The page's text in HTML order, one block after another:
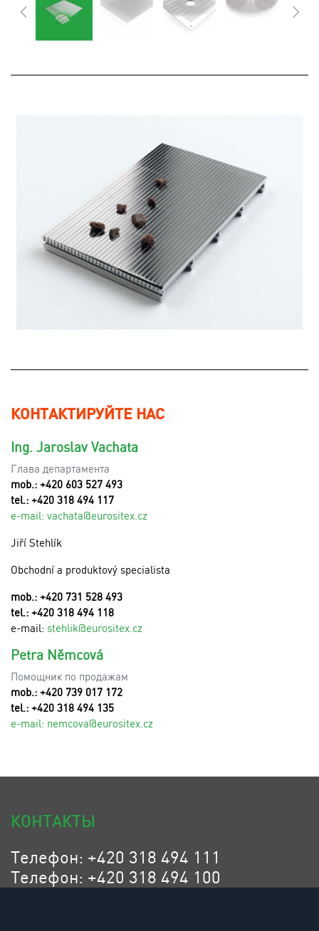
КОНТАКТИРУЙТЕ НАС
Ing. Jaroslav Vachata
Глава департамента
mob.: +420 603 527 493
tel.: +420 318 494 117
e-mail: vachata@eurositex.cz
Jiří Stehlík
Obchodní a produktový specialista
mob.: +420 731 528 493
tel.: +420 318 494 118
e-mail: stehlik@eurositex.cz
Petra Němcová
Помощник по продажам
mob.: +420 739 017 172
tel.: +420 318 494 135
e-mail: nemcova@eurositex.cz
КОНТАКТЫ
Телефон: +420 318 494 111
Телефон: +420 318 494 100